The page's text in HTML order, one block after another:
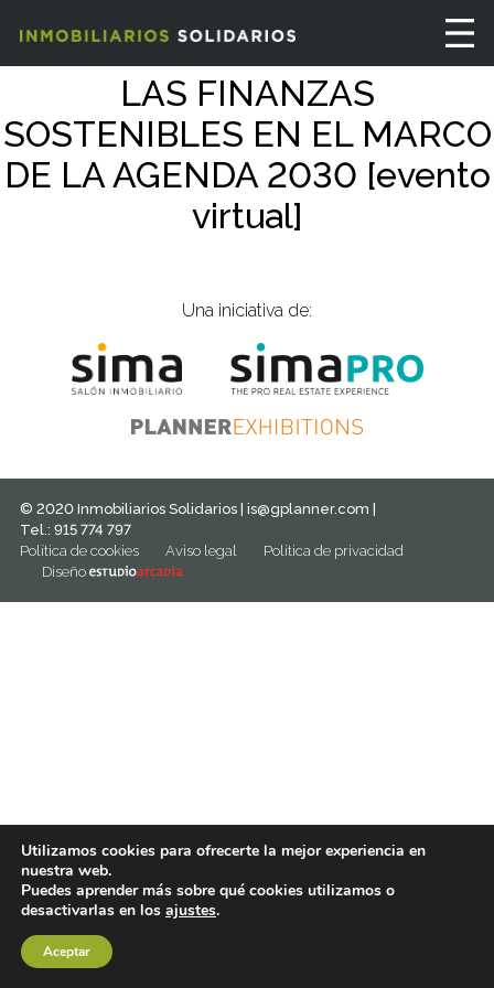
LAS FINANZAS
SOSTENIBLES EN EL MARCO
DE LA AGENDA 2030 [evento
virtual]
Una iniciativa de:
© 2020 Inmobiliarios Solidarios | is@gplanner.com |
Tel.: 915 774 797
Política de cookies
Aviso legal
Política de privacidad
Diseño
Utilizamos cookies para ofrecerte la mejor experiencia en
nuestra web.
Puedes aprender más sobre qué cookies utilizamos o
desactivarlas en los ajustes.
Aceptar